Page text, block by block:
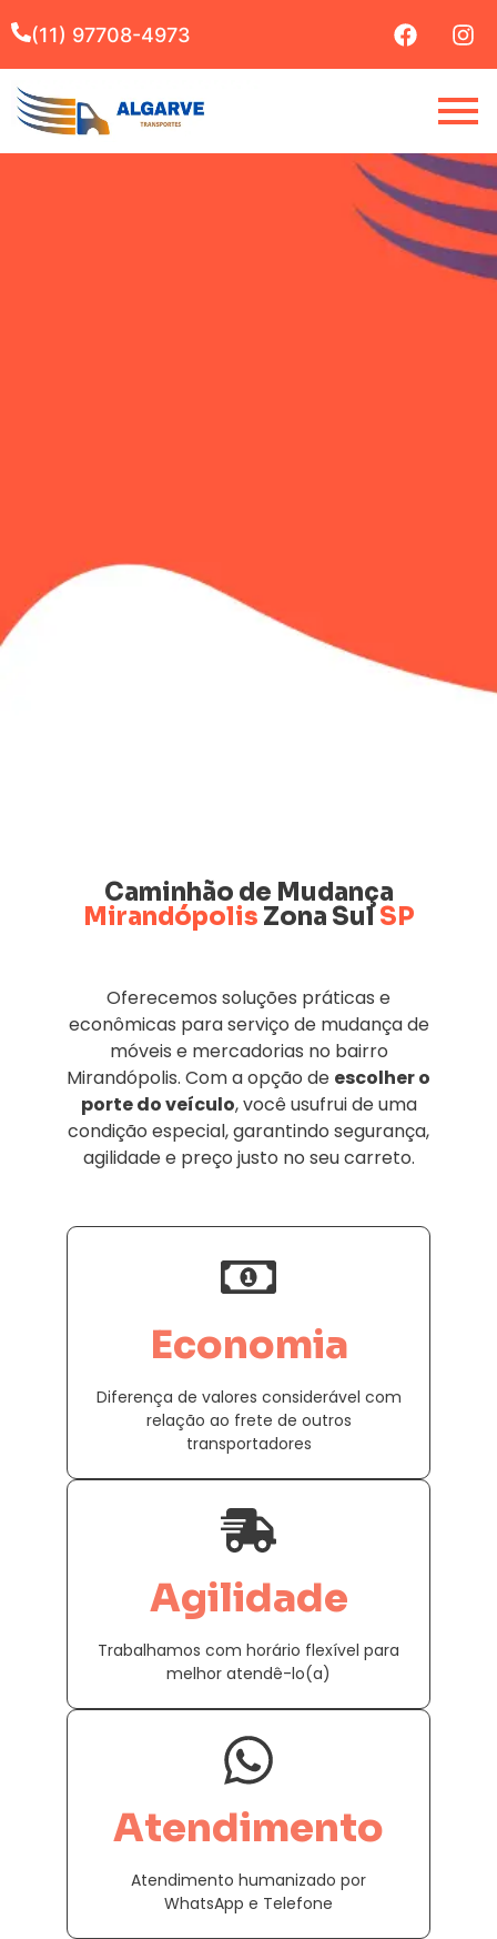
(11) 97708-4973
Caminhão de Mudança
Mirandópolis Zona SulSP
Oferecemos soluções práticas e
econômicas para serviço de mudança de
móveis e mercadorias no bairro
Mirandópolis. Com a opção de escolher o
porte do veículo, você usufrui de uma
condição especial, garantindo segurança,
agilidade e preço justo no seu carreto.
Economia
Diferença de valores considerável com
relação ao frete de outros
transportadores
Agilidade
Trabalhamos com horário flexível para
melhor atendê-lo(a)
Atendimento
Atendimento humanizado por
WhatsApp e Telefone